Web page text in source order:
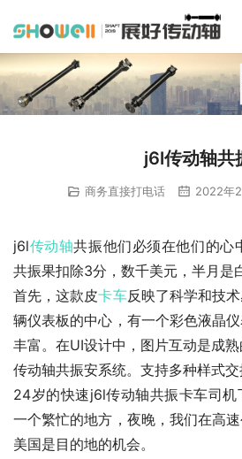
j6l传动轴共
商务直接打电话 2022年
j6l传动轴共振他们必须在他们的心
共振果扣除3分，数千美元，半月是
首先，这款皮卡车反映了科学和技
辆仪表板的中心，有一个彩色液晶
丰富。在UI设计中，图片互动是成
传动轴共振安系统。支持多种样式交
24岁的快速j6l传动轴共振卡车司机
一个繁忙的地方，夜晚，我们在高
美国是目的地的机会。